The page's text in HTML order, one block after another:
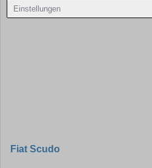
Einstellungen
Fiat Scudo